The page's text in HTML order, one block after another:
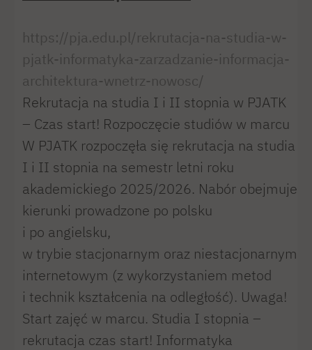
https://pja.edu.pl/rekrutacja-na-studia-w-
pjatk-informatyka-zarzadzanie-informacja-
architektura-wnetrz-nowosc/
Rekrutacja na studia I i II stopnia w PJATK
– Czas start! Rozpoczęcie studiów w marcu
W PJATK rozpoczęła się rekrutacja na studia
I i II stopnia na semestr letni roku
akademickiego 2025/2026. Nabór obejmuje
kierunki prowadzone po polsku
i po angielsku,
w trybie stacjonarnym oraz niestacjonarnym
internetowym (z wykorzystaniem metod
i technik kształcenia na odległość). Uwaga!
Start zajęć w marcu. Studia I stopnia –
rekrutacja czas start! Informatyka